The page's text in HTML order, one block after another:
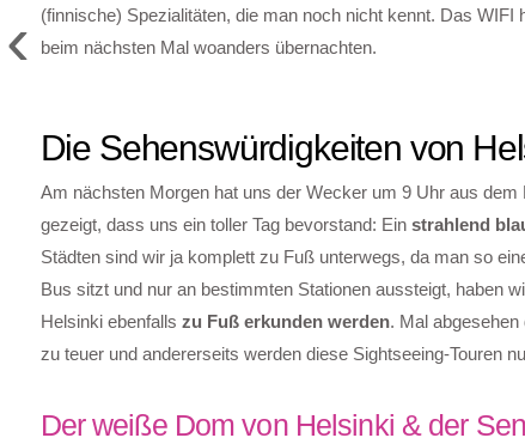
(finnische) Spezialitäten, die man noch nicht kennt. Das
beim nächsten Mal woanders übernachten.
Die Sehenswürdigkeiten von
Am nächsten Morgen hat uns der Wecker um 9 Uhr aus
gezeigt, dass uns ein toller Tag bevorstand: Ein strahlend
Städten sind wir ja komplett zu Fuß unterwegs, da man so
Bus sitzt und nur an bestimmten Stationen aussteigt, haben
Helsinki ebenfalls zu Fuß erkunden werden. Mal
zu teuer und andererseits werden diese Sightseeing-Touren
Der weiße Dom von Helsinki & der
‹